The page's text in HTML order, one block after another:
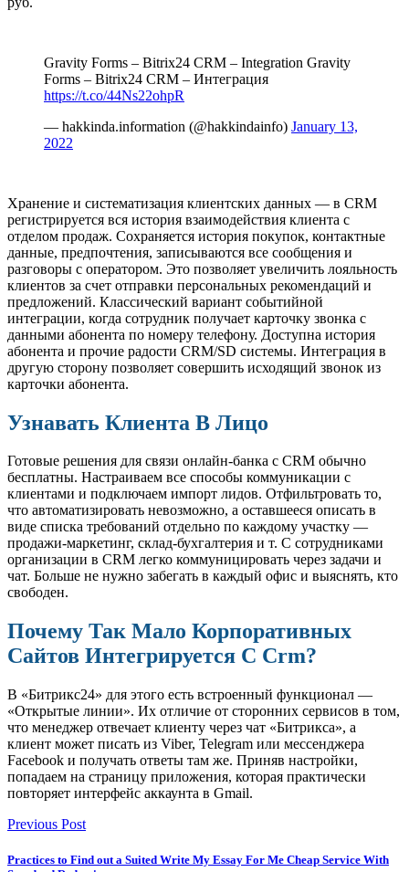
Gravity Forms – Bitrix24 CRM – Integration Gravity
Forms – Bitrix24 CRM – Интеграция
https://t.co/44Ns22ohpR
— hakkinda.information (@hakkindainfo) January 13,
2022
Хранение и систематизация клиентских данных — в CRM
регистрируется вся история взаимодействия клиента с
отделом продаж. Сохраняется история покупок, контактные
данные, предпочтения, записываются все сообщения и
разговоры с оператором. Это позволяет увеличить лояльность
клиентов за счет отправки персональных рекомендаций и
предложений. Классический вариант событийной
интеграции, когда сотрудник получает карточку звонка с
данными абонента по номеру телефону. Доступна история
абонента и прочие радости CRM/SD системы. Интеграция в
другую сторону позволяет совершить исходящий звонок из
карточки абонента.
Узнавать Клиента В Лицо
Готовые решения для связи онлайн-банка с CRM обычно
бесплатны. Настраиваем все способы коммуникации с
клиентами и подключаем импорт лидов. Отфильтровать то,
что автоматизировать невозможно, а оставшееся описать в
виде списка требований отдельно по каждому участку —
продажи-маркетинг, склад-бухгалтерия и т. С сотрудниками
организации в CRM легко коммуницировать через задачи и
чат. Больше не нужно забегать в каждый офис и выяснять, кто
свободен.
Почему Так Мало Корпоративных
Сайтов Интегрируется С Crm?
В «Битрикс24» для этого есть встроенный функционал —
«Открытые линии». Их отличие от сторонних сервисов в том,
что менеджер отвечает клиенту через чат «Битрикса», а
клиент может писать из Viber, Telegram или мессенджера
Facebook и получать ответы там же. Приняв настройки,
попадаем на страницу приложения, которая практически
повторяет интерфейс аккаунта в Gmail.
Previous Post
Practices to Find out a Suited Write My Essay For Me Cheap Service With